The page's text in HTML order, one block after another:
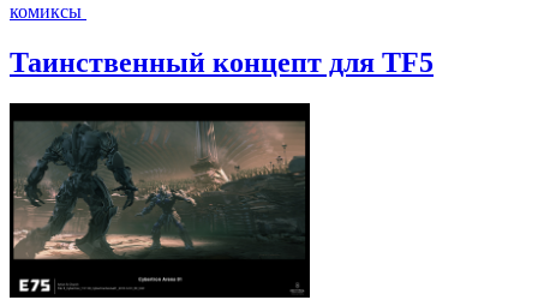
комиксы
Таинственный концепт для TF5